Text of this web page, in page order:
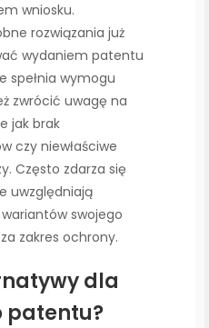
wniosku.
rozwiązania już
wydaniem patentu
spełnia wymogu
zwrócić uwagę na
jak brak
czy niewłaściwe
Często zdarza się
uwzględniają
swojego
zakres ochrony.
dla
patentu?